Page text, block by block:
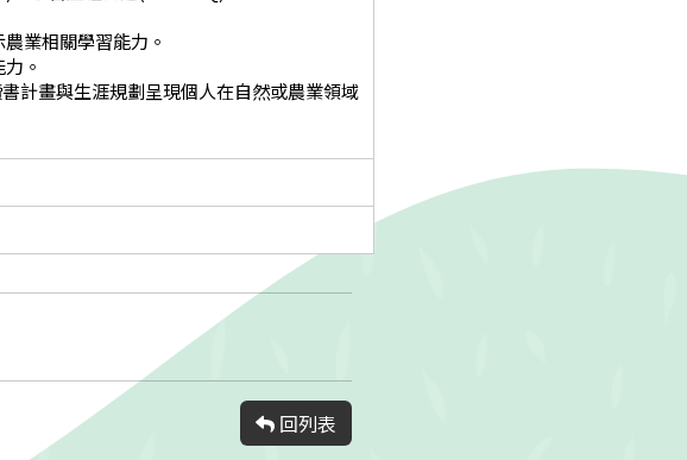
業相關學習能力。
。
計畫與生涯規劃呈現個人在自然或農業領域
回列表